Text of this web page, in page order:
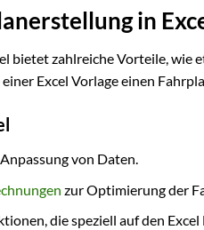
in
bietet zahlreiche Vorteile,
Excel Vorlage einen
von Daten.
zur Optimierung der
die speziell auf den